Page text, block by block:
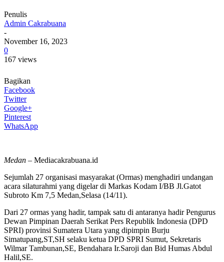
Penulis
Admin Cakrabuana
-
November 16, 2023
0
167 views
Bagikan
Facebook
Twitter
Google+
Pinterest
WhatsApp
Medan – Mediacakrabuana.id
Sejumlah 27 organisasi masyarakat (Ormas) menghadiri undangan
acara silaturahmi yang digelar di Markas Kodam I/BB Jl.Gatot
Subroto Km 7,5 Medan,Selasa (14/11).
Dari 27 ormas yang hadir, tampak satu di antaranya hadir Pengurus
Dewan Pimpinan Daerah Serikat Pers Republik Indonesia (DPD
SPRI) provinsi Sumatera Utara yang dipimpin Burju
Simatupang,ST,SH selaku ketua DPD SPRI Sumut, Sekretaris
Wilmar Tambunan,SE, Bendahara Ir.Saroji dan Bid Humas Abdul
Halil,SE.